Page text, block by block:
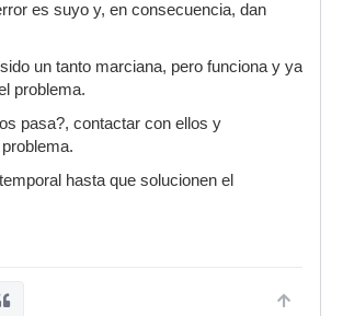
es suyo y, en consecuencia, dan
un tanto marciana, pero funciona y ya
problema.
pasa?, contactar con ellos y
hasta que solucionen el